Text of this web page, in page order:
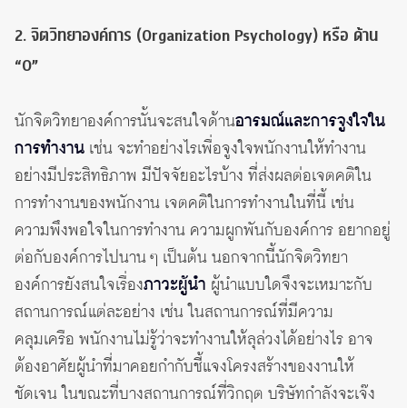
2. จิตวิทยาองค์การ (Organization Psychology) หรือ ด้าน
“O”
นักจิตวิทยาองค์การนั้นจะสนใจด้านอารมณ์และการจูงใจใน
การทำงาน เช่น จะทำอย่างไรเพื่อจูงใจพนักงานให้ทำงาน
อย่างมีประสิทธิภาพ มีปัจจัยอะไรบ้าง ที่ส่งผลต่อเจตคติใน
การทำงานของพนักงาน เจตคติในการทำงานในที่นี้ เช่น
ความพึงพอใจในการทำงาน ความผูกพันกับองค์การ อยากอยู่
ต่อกับองค์การไปนาน ๆ เป็นต้น นอกจากนี้นักจิตวิทยา
องค์การยังสนใจเรื่องภาวะผู้นำ ผู้นำแบบใดจึงจะเหมาะกับ
สถานการณ์แต่ละอย่าง เช่น ในสถานการณ์ที่มีความ
คลุมเครือ พนักงานไม่รู้ว่าจะทำงานให้ลุล่วงได้อย่างไร อาจ
ต้องอาศัยผู้นำที่มาคอยกำกับชี้แจงโครงสร้างของงานให้
ชัดเจน ในขณะที่บางสถานการณ์ที่วิกฤต บริษัทกำลังจะเจ๊ง